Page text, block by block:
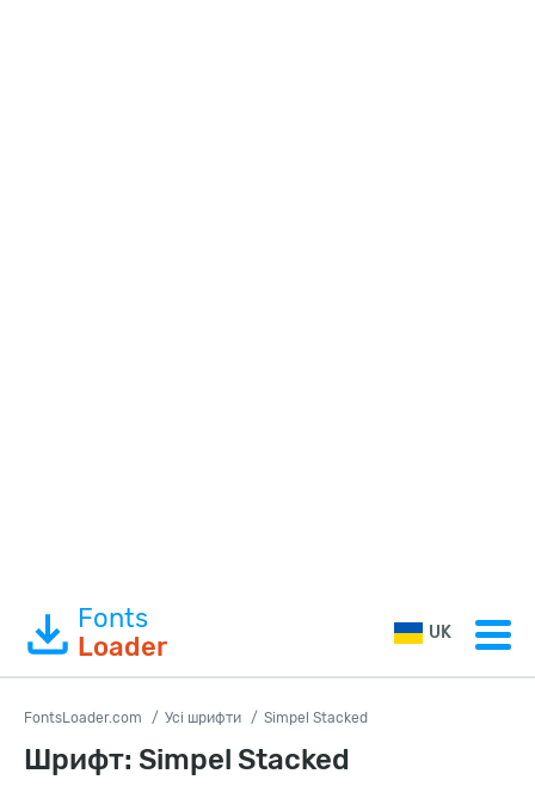
Fonts
Loader
UK
FontsLoader.com Усі шрифти Simpel Stacked
Шрифт: Simpel Stacked